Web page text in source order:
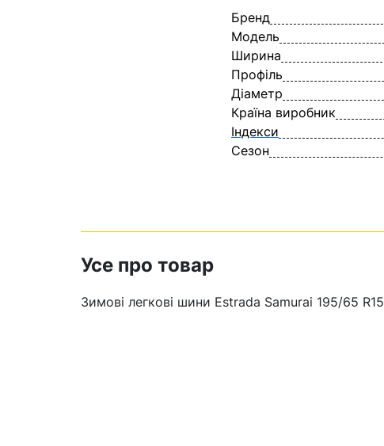
Бренд
Модель
Ширина
Профіль
Діаметр
Країна виробник
Індекси
Сезон
Усе про товар
Зимові легкові шини Estrada Samurai 195/65 R15